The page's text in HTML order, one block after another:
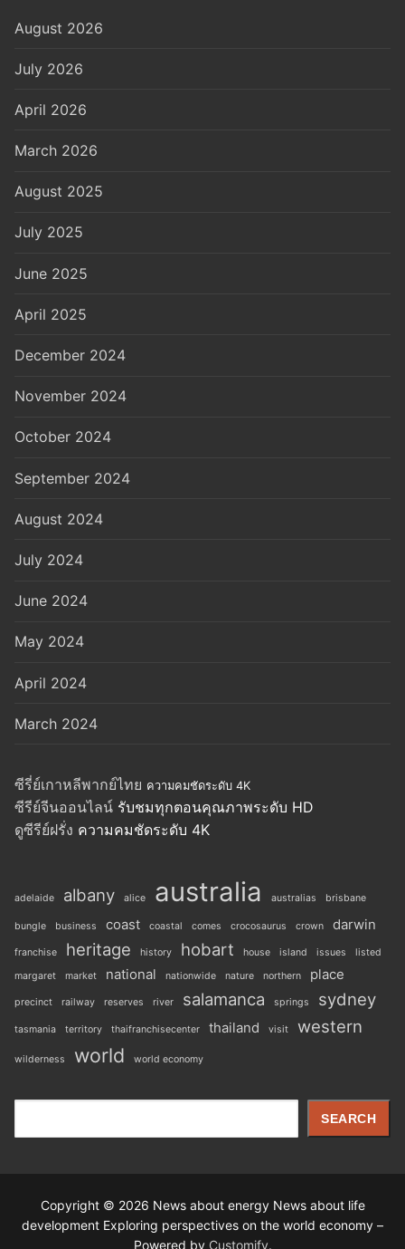
August 2026
July 2026
April 2026
March 2026
August 2025
July 2025
June 2025
April 2025
December 2024
November 2024
October 2024
September 2024
August 2024
July 2024
June 2024
May 2024
April 2024
March 2024
ซีรี่ย์เกาหลีพากย์ไทย ความคมชัดระดับ 4K
ซีรีย์จีนออนไลน์ รับชมทุกตอนคุณภาพระดับ HD
ดูซีรีย์ฝรั่ง ความคมชัดระดับ 4K
adelaide albany alice australia australias brisbane
bungle business coast coastal comes crocosaurus crown darwin
franchise heritage history hobart house island issues
listed
margaret
market national nationwide nature northern place
precinct railway reserves river salamanca springs sydney
tasmania territory thaifranchisecenter thailand visit western
wilderness world world economy
SEARCH
Copyright © 2026 News about energy News about life
development Exploring perspectives on the world economy –
Powered by Customify.